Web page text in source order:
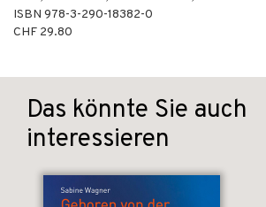
ISBN 978-3-290-18382-0
CHF 29.80
Das könnte Sie auch
interessieren